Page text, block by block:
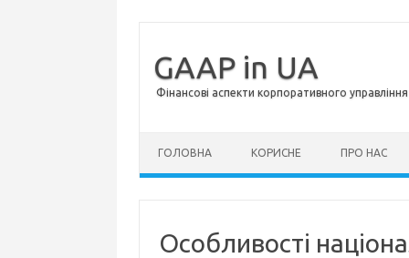
GAAP in UA
Фінансові аспекти корпоративного
ГОЛОВНА КОРИСНЕ ПРО НАС
Особливості